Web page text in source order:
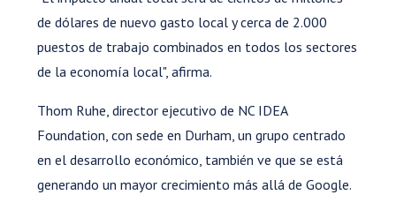
de dólares de nuevo gasto local y cerca de 2.000
puestos de trabajo combinados en todos los sectores
de la economía local", afirma.
Thom Ruhe, director ejecutivo de NC IDEA
Foundation, con sede en Durham, un grupo centrado
en el desarrollo económico, también ve que se está
generando un mayor crecimiento más allá de Google.